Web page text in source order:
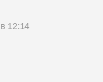
12:14